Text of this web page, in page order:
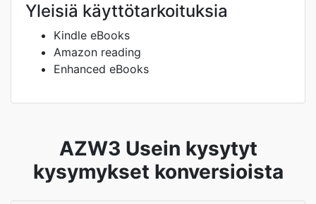
Yleisiä käyttötarkoituksia
Kindle eBooks
Amazon reading
Enhanced eBooks
AZW3 Usein kysytyt
kysymykset konversioista